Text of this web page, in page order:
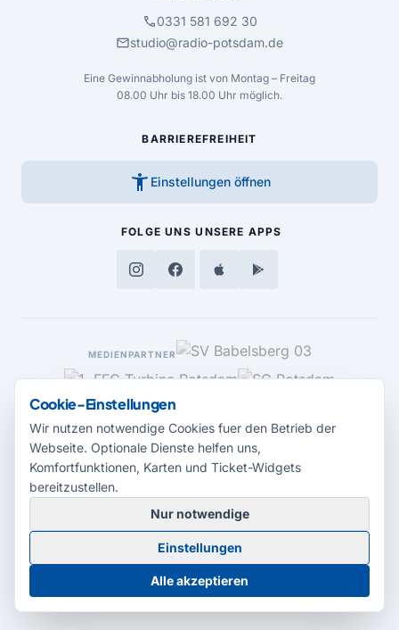
call0331 581 692 30
mailstudio@radio-potsdam.de
Eine Gewinnabholung ist von Montag – Freitag
08.00 Uhr bis 18.00 Uhr möglich.
BARRIEREFREIHEIT
accessibility_new Einstellungen öffnen
FOLGE UNS UNSERE APPS
MEDIENPARTNER
© 2026 Radio Potsdam. Webseite entwickelt durch dieMedienagentur
Babelsberg
BarrierefreiheitserklärungAGBDatenschutzImpressum
Cookie-Einstellungen
Cookie-Einstellungen
Wir nutzen notwendige Cookies fuer den Betrieb der
Webseite. Optionale Dienste helfen uns,
Komfortfunktionen, Karten und Ticket-Widgets
bereitzustellen.
Nur notwendige
Einstellungen
Alle akzeptieren